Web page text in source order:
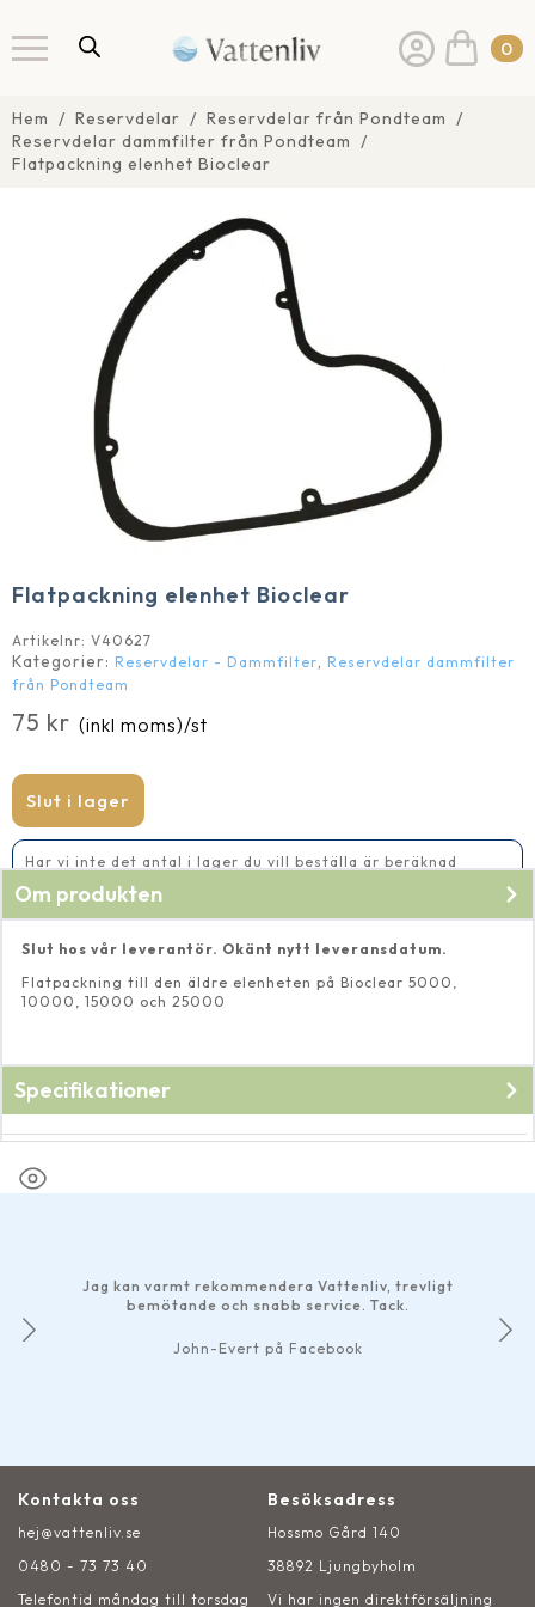
0
Hem Reservdelar
Reservdelar från Pondteam
Reservdelar dammfilter från Pondteam
Flatpackning elenhet Bioclear
Flatpackning elenhet Bioclear
Artikelnr: V40627
Kategorier: Reservdelar - Dammfilter, Reservdelar dammfilter
från Pondteam
75 kr (inkl moms)/st
Slut i lager
Har vi inte det antal i lager du vill beställa är beräknad
Om produkten
Slut hos vår leverantör. Okänt nytt leveransdatum.
Flatpackning till den äldre elenheten på Bioclear 5000,
10000, 15000 och 25000
Specifikationer
Jag kan varmt rekommendera Vattenliv, trevligt
bemötande och snabb service. Tack.
John-Evert på Facebook
Kontakta oss
hej@vattenliv.se
0480 - 73 73 40
Telefontid måndag till torsdag
Besöksadress
Hossmo Gård 140
38892 Ljungbyholm
Vi har ingen direktförsäljning